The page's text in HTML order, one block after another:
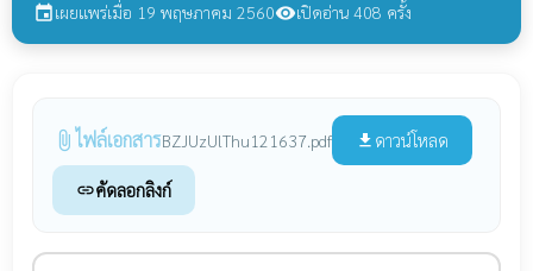
eventเผยแพร่เมื่อ 19 พฤษภาคม 2560visibilityเปิดอ่าน 408 ครั้ง
attach_file ไฟล์เอกสารBZJUzUlThu121637.pdf file_download ดาวน์โหลด
linkคัดลอกลิงก์